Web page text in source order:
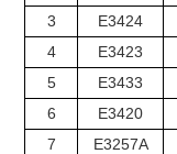
3
E3424
4
E3423
5
E3433
6
E3420
7
E3257A